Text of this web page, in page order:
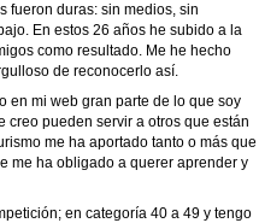
fueron duras: sin medios, sin
En estos 26 años he subido a la
como resultado. Me he hecho
de reconocerlo así.
en mi web gran parte de lo que soy
creo pueden servir a otros que están
me ha aportado tanto o más que
me ha obligado a querer aprender y
en categoría 40 a 49 y tengo